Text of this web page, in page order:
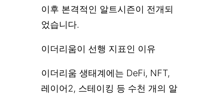
이후 본격적인 알트시즌이 전개되
었습니다.
이더리움이 선행 지표인 이유
이더리움 생태계에는 DeFi, NFT,
레이어2, 스테이킹 등 수천 개의 알